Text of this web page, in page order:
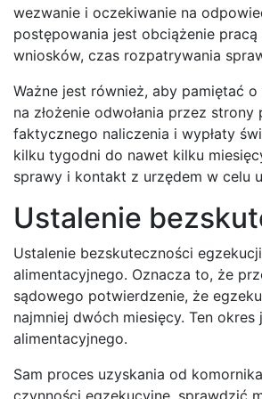
wezwanie i oczekiwanie na
postępowania jest obciążenie
wniosków, czas rozpatrywania
Ważne jest również, aby pamiętać
na złożenie odwołania przez
faktycznego naliczenia i wypłaty
kilku tygodni do nawet kilku
sprawy i kontakt z urzędem w celu
Ustalenie
Ustalenie bezskuteczności
alimentacyjnego. Oznacza to, że
sądowego potwierdzenie, że
najmniej dwóch miesięcy. Ten
alimentacyjnego.
Sam proces uzyskania od
czynności egzekucyjne, sprawdzić